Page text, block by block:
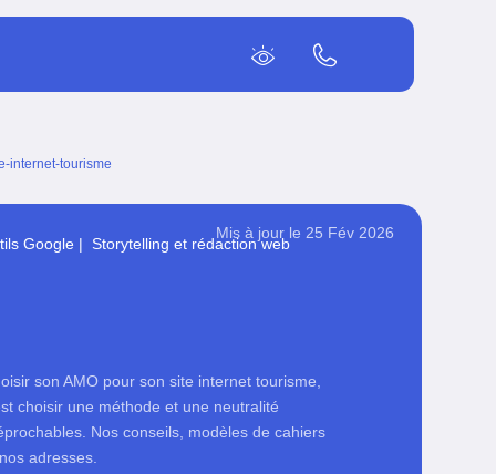
internet-tourisme
Google | Storytelling et rédaction web
Mis à jour le 25 Fév 2026
son AMO pour son site internet tourisme,
choisir une méthode et une neutralité
Nos conseils, modèles de cahiers
adresses.